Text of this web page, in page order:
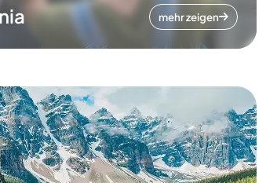
mehr zeigen